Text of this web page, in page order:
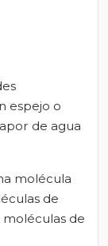
espejo o
de agua
molécula
de
moléculas de